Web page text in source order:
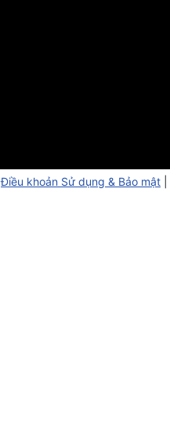
Điều khoản Sử dụng & Bảo mật